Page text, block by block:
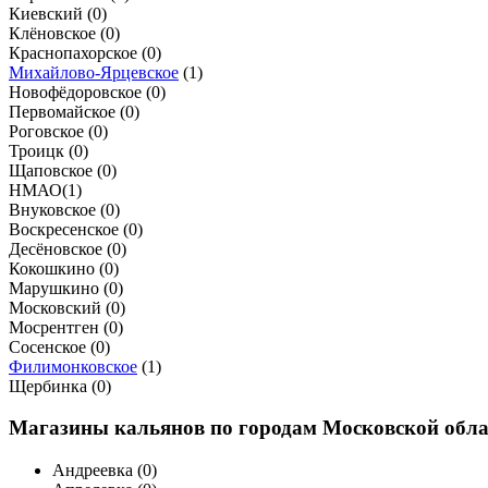
Киевский (0)
Клёновское (0)
Краснопахорское (0)
Михайлово-Ярцевское (1)
Новофёдоровское (0)
Первомайское (0)
Роговское (0)
Троицк (0)
Щаповское (0)
НМАО(1)
Внуковское (0)
Воскресенское (0)
Десёновское (0)
Кокошкино (0)
Марушкино (0)
Московский (0)
Мосрентген (0)
Сосенское (0)
Филимонковское (1)
Щербинка (0)
Магазины кальянов по городам Московской
Андреевка (0)